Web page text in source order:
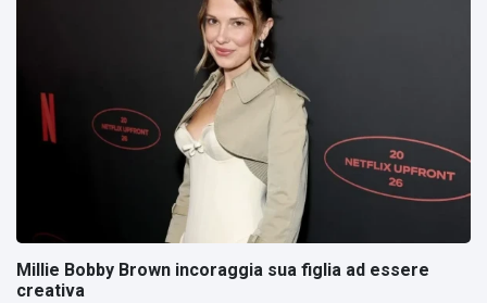
Millie Bobby Brown incoraggia sua figlia ad essere
creativa